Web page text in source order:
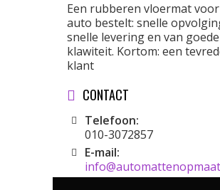
Een rubberen vloermat
auto bestelt: snelle
snelle levering en van goede
klawiteit. Kortom: een
klant
CONTACT
Telefoon:
010-3072857
E-mail: